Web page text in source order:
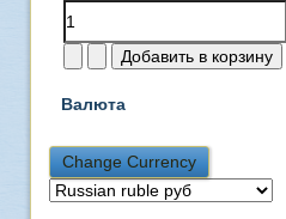
Валюта